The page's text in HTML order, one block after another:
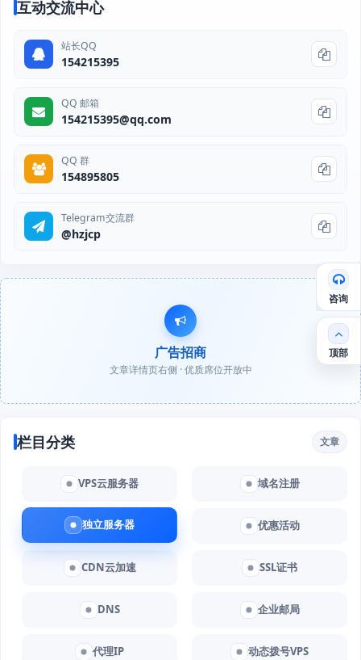
互动交流中心
站长QQ
154215395
QQ 邮箱
154215395@qq.com
QQ 群
154895805
Telegram交流群
@hzjcp
广告招商
文章详情页右侧 · 优质席位开放中
栏目分类 文章
VPS云服务器 域名注册
独立服务器 优惠活动
CDN云加速 SSL证书
DNS 企业邮局
代理IP 动态拨号VPS
咨询
顶部